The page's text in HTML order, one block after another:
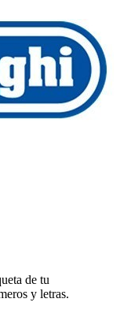
de tu
y letras.